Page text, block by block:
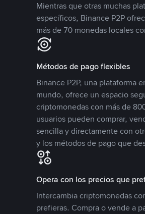
Mientras que otras muchas
específicos, Binance P2P
más de 70 monedas locales
Métodos de pago flexibles
Binance P2P, una plataforma
mundo, ofrece un espacio
criptomonedas con más de
usuarios pueden comprar,
sencilla y directamente con
y los métodos de pago que
Opera con los precios que
Intercambia criptomonedas
prefieras. Compra o vende a